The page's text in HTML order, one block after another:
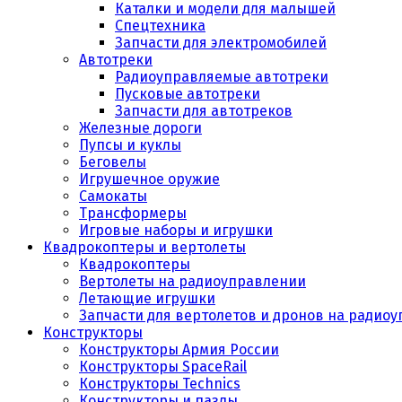
Каталки и модели для малышей
Спецтехника
Запчасти для электромобилей
Автотреки
Радиоуправляемые автотреки
Пусковые автотреки
Запчасти для автотреков
Железные дороги
Пупсы и куклы
Беговелы
Игрушечное оружие
Самокаты
Трансформеры
Игровые наборы и игрушки
Квадрокоптеры и вертолеты
Квадрокоптеры
Вертолеты на радиоуправлении
Летающие игрушки
Запчасти для вертолетов и дронов на
Конструкторы
Конструкторы Армия России
Конструкторы SpaceRail
Конструкторы Technics